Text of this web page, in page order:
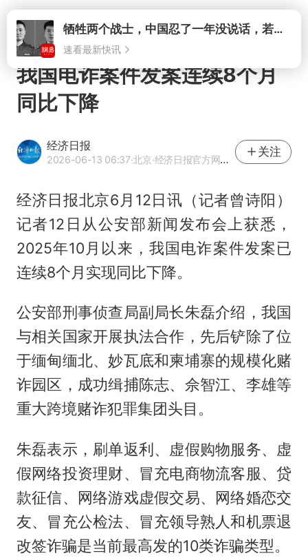
打开
我国电诈案件发案连续8个月
同比下降
经济日报
2026-06-13 06:37·北京·经济日报官方网易号
关注
经济日报北京6月12日讯（记者曾诗阳）
记者12日从公安部新闻发布会上获悉，
2025年10月以来，我国电诈案件发案已
连续8个月实现同比下降。
公安部刑事侦查局副局长朱磊介绍，我国
与相关国家开展执法合作，先后铲除了位
于缅甸缅北、妙瓦底和柬埔寨的规模化赌
诈园区，成功缉捕陈志、佘智江、李雄等
重大跨境赌诈犯罪集团头目。
朱磊表示，刷单返利、虚假购物服务、虚
假网络投资理财、冒充电商物流客服、贷
款征信、网络游戏虚假交易、网络婚恋交
友、冒充公检法、冒充领导熟人和机票退
改签诈骗是当前最高发的10类诈骗类型。